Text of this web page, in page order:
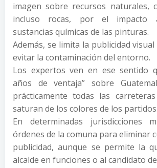
imagen sobre recursos naturales,
incluso rocas, por el impacto
sustancias químicas de las pinturas.
Además, se limita la publicidad
evitar la contaminación del entorno.
Los expertos ven en ese sentido
años de ventaja” sobre
prácticamente todas las
saturan de los colores de los partidos.
En determinadas jurisdicciones
órdenes de la comuna para eliminar
publicidad, aunque se permite la
alcalde en funciones o al candidato